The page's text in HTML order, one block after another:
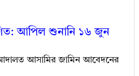
আপিল শুনানি ১৬ জুন
আসামির জামিন আবেদনের